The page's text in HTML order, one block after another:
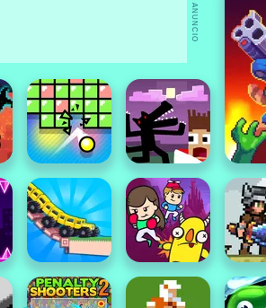
ANUNCIO